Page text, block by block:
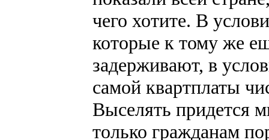
чего хотите. В
которые к тому же
задерживают, в
самой квартплаты
Выселять придется
только гражданам